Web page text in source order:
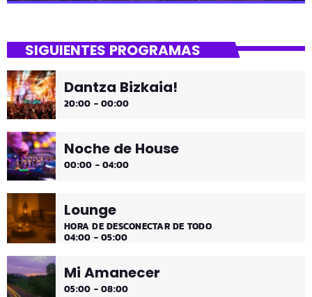
¡Toda la música!
¡Toda la música!
SIGUIENTES PROGRAMAS
Dantza Bizkaia!
20:00 - 00:00
Noche de House
00:00 - 04:00
Lounge
HORA DE DESCONECTAR DE TODO
04:00 - 05:00
Mi Amanecer
05:00 - 08:00